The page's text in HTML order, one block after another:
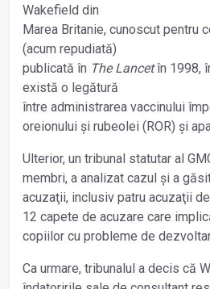
Wakefield din
Marea Britanie, cunoscut pentru
(acum repudiată)
publicată în The Lancetîn 1998,
există o legătură
între administrarea vaccinului
oreionului și rubeolei (ROR) și
Ulterior, un tribunal statutar al
membri, a analizat cazul și a
acuzaţii, inclusiv patru acuzaţii
12 capete de acuzare care
copiilor cu probleme de
Ca urmare, tribunalul a decis că